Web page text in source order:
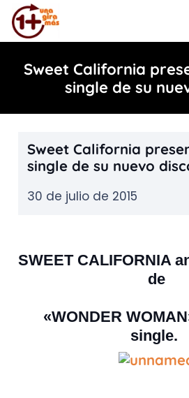
Sweet California
single de su
Sweet California
single de su nuevo
30 de julio de 2015
SWEET CALIFORNIA
de
«WONDER
single.